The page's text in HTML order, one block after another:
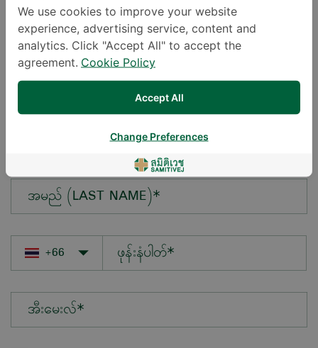
မေးလိုသောမေးခွန်း*
အမည် (FIRST NAME)*
အမည် (LAST NAME)*
အီးမေးလ်*
We use cookies to improve your website
experience, advertising service, content and
analytics. Click "Accept All" to accept the
agreement. Cookie Policy
Accept All
Change Preferences